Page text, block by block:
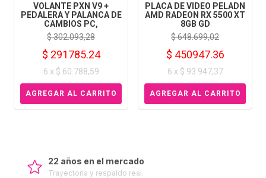
VOLANTE PXN V9 +
PEDALERA Y PALANCA DE
CAMBIOS PC,
$ 302.093,28
$ 291785.24
6 x $ 60.788,59
PLACA DE VIDEO PELADN
AMD RADEON RX 5500 XT
8GB GD
$ 648.699,02
$ 450947.36
6 x $ 93.947,37
22 años en el mercado
Trayectoria y respaldo real.